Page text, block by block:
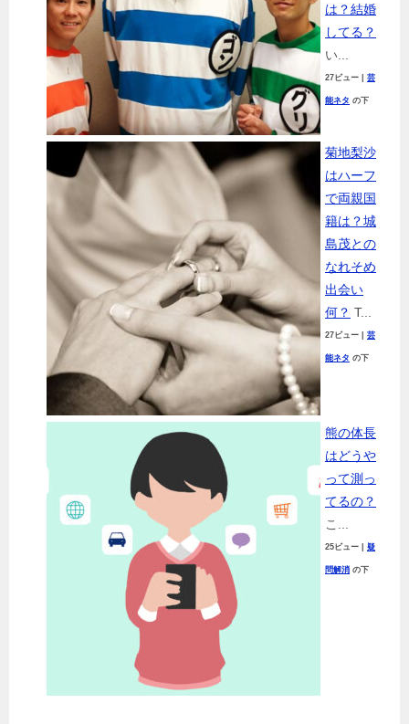
は？結婚
してる？
い...
27ビュー 芸
能ネタ の下
菊地梨沙
はハーフ
で両親国
籍は？城
島茂との
なれそめ
出会い
何？ T...
27ビュー 芸
能ネタ の下
熊の体長
はどうや
って測っ
てるの？
こ...
25ビュー 疑
問解消 の下